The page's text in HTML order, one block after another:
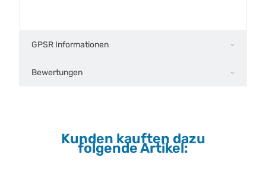
GPSR Informationen
Bewertungen
Kunden kauften dazu
folgende Artikel: